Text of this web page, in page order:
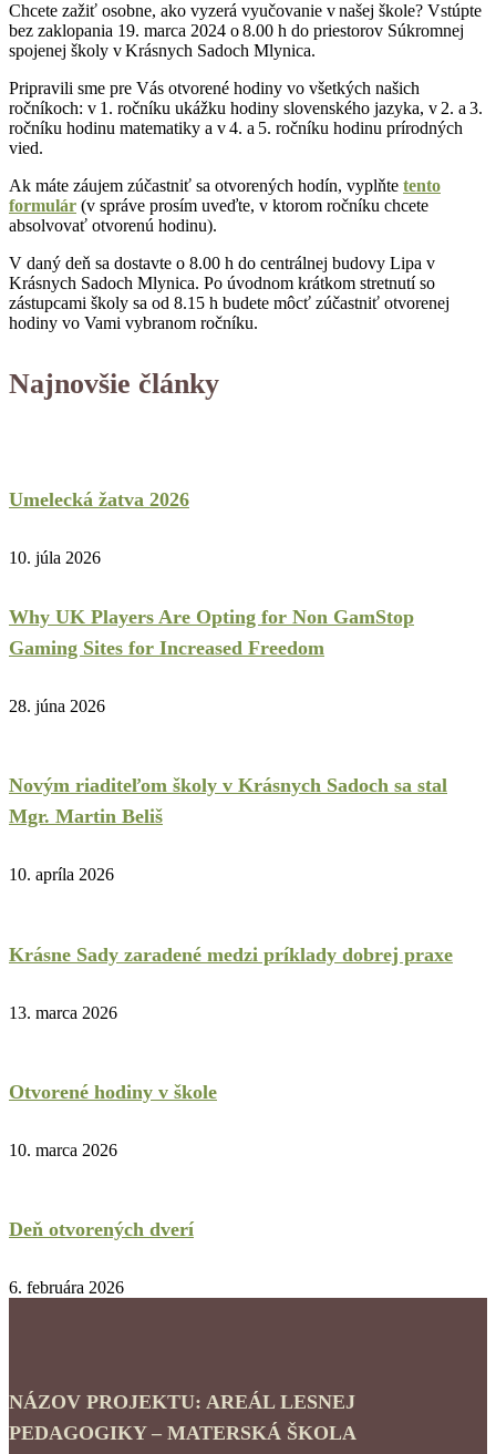
Chcete zažiť osobne, ako vyzerá vyučovanie v našej škole? Vstúpte
bez zaklopania 19. marca 2024 o 8.00 h do priestorov Súkromnej
spojenej školy v Krásnych Sadoch Mlynica.
Pripravili sme pre Vás otvorené hodiny vo všetkých našich
ročníkoch: v 1. ročníku ukážku hodiny slovenského jazyka, v 2. a 3.
ročníku hodinu matematiky a v 4. a 5. ročníku hodinu prírodných
vied.
Ak máte záujem zúčastniť sa otvorených hodín, vyplňte tento
formulár (v správe prosím uveďte, v ktorom ročníku chcete
absolvovať otvorenú hodinu).
V daný deň sa dostavte o 8.00 h do centrálnej budovy Lipa v
Krásnych Sadoch Mlynica. Po úvodnom krátkom stretnutí so
zástupcami školy sa od 8.15 h budete môcť zúčastniť otvorenej
hodiny vo Vami vybranom ročníku.
Najnovšie články
Umelecká žatva 2026
10. júla 2026
Why UK Players Are Opting for Non GamStop
Gaming Sites for Increased Freedom
28. júna 2026
Novým riaditeľom školy v Krásnych Sadoch sa stal
Mgr. Martin Beliš
10. apríla 2026
Krásne Sady zaradené medzi príklady dobrej praxe
13. marca 2026
Otvorené hodiny v škole
10. marca 2026
Deň otvorených dverí
6. februára 2026
NÁZOV PROJEKTU: AREÁL LESNEJ
PEDAGOGIKY – MATERSKÁ ŠKOLA